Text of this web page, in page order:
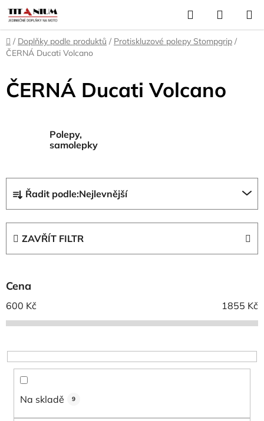
Přejít
na
obsah
Hledat
KOŠÍK
Domů
/ Doplňky podle produktů / Protiskluzové polepy Stompgrip /
ČERNÁ Ducati Volcano
ČERNÁ Ducati Volcano
Polepy,
samolepky
a
z
r
o
d
k
Řadit podle:Nejlevnější
ZAVŘÍT FILTR
Cena
600 Kč 1855 Kč
Na skladě 9